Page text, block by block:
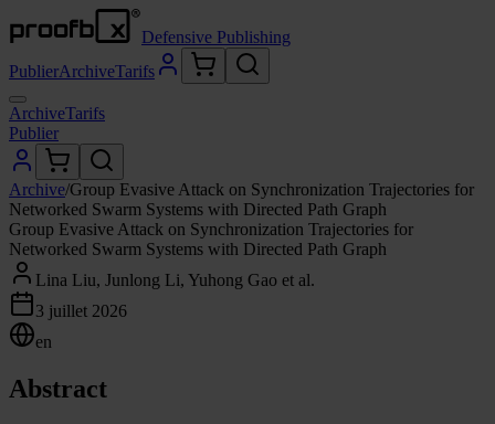
Defensive Publishing
PublierArchiveTarifs
ArchiveTarifs
Publier
Archive/Group Evasive Attack on Synchronization Trajectories for
Networked Swarm Systems with Directed Path Graph
Group Evasive Attack on Synchronization Trajectories for
Networked Swarm Systems with Directed Path Graph
Lina Liu, Junlong Li, Yuhong Gao et al.
3 juillet 2026
en
Abstract